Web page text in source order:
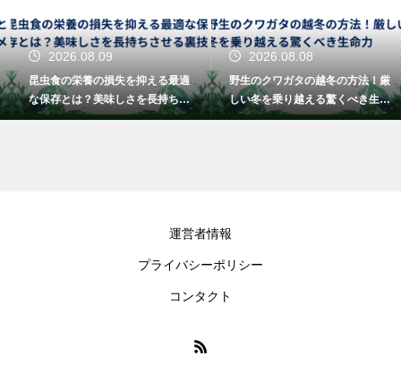
2026.08.09
昆虫食の栄養の損失を抑える最適
な保存とは？美味しさを長持ちさ
せる裏技！
2026.08.08
野生のクワガタの越冬の方法！厳
しい冬を乗り越える驚くべき生命
力
運営者情報
プライバシーポリシー
コンタクト